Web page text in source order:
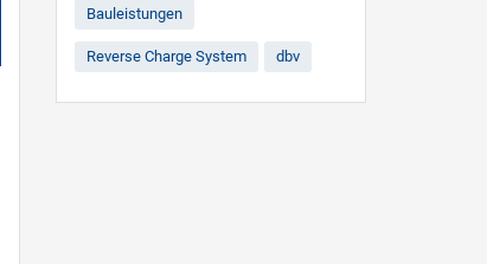
Bauleistungen
Reverse Charge System dbv